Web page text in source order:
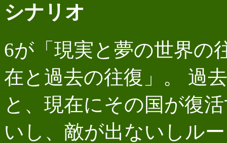
シナリオ
6が「現実と夢の世界の
在と過去の往復」。 過
と、現在にその国が復
いし、敵が出ないしル